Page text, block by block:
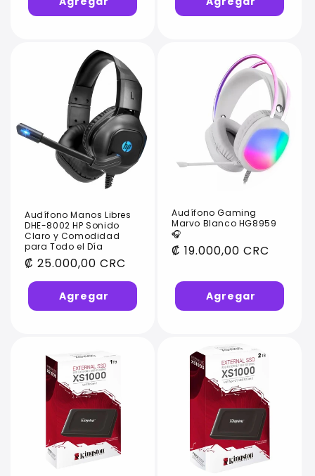
Audífono Manos Libres
DHE-8002 HP Sonido
Claro y Comodidad
para Todo el Día
Precio
habitual
₡ 25.000,00 CRC
Audífono Gaming
Marvo Blanco HG8959
🎧
Precio
₡ 19.000,00 CRC